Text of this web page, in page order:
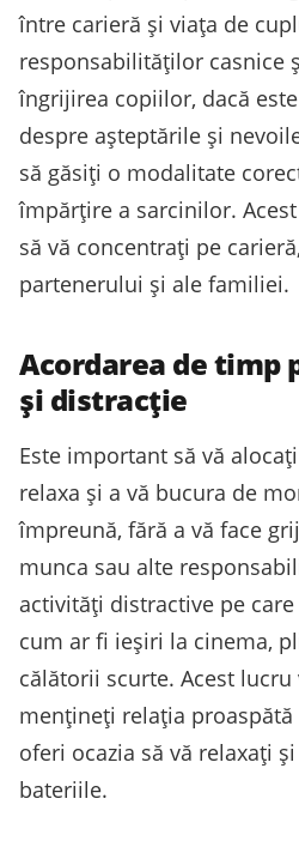
între carieră și viața de
responsabilităților casnice
îngrijirea copiilor, dacă
despre așteptările și
să găsiți o modalitate
împărțire a sarcinilor.
să vă concentrați pe
partenerului și ale familiei.
Acordarea de timp
și distracție
Este important să vă
relaxa și a vă bucura de
împreună, fără a vă face
munca sau alte
activități distractive pe
cum ar fi ieșiri la cinema,
călătorii scurte. Acest lucru
mențineți relația
oferi ocazia să vă relaxați
bateriile.